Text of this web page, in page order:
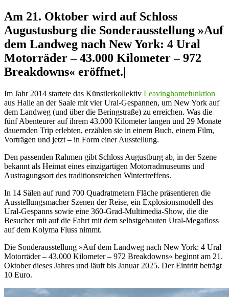
Am 21. Oktober wird auf Schloss
Augustusburg die Sonderausstellung »Auf
dem Landweg nach New York: 4 Ural
Motorräder – 43.000 Kilometer – 972
Breakdowns« eröffnet.|
Im Jahr 2014 startete das Künstlerkollektiv Leavinghomefunktion
aus Halle an der Saale mit vier Ural-Gespannen, um New York auf
dem Landweg (und über die Beringstraße) zu erreichen. Was die
fünf Abenteurer auf ihrem 43.000 Kilometer langen und 29 Monate
dauernden Trip erlebten, erzählen sie in einem Buch, einem Film,
Vorträgen und jetzt – in Form einer Ausstellung.
Den passenden Rahmen gibt Schloss Augustburg ab, in der Szene
bekannt als Heimat eines einzigartigen Motorradmuseums und
Austragungsort des traditionsreichen Wintertreffens.
In 14 Sälen auf rund 700 Quadratmetern Fläche präsentieren die
Ausstellungsmacher Szenen der Reise, ein Explosionsmodell des
Ural-Gespanns sowie eine 360-Grad-Multimedia-Show, die die
Besucher mit auf die Fahrt mit dem selbstgebauten Ural-Megafloss
auf dem Kolyma Fluss nimmt.
Die Sonderausstellung »Auf dem Landweg nach New York: 4 Ural
Motorräder – 43.000 Kilometer – 972 Breakdowns« beginnt am 21.
Oktober dieses Jahres und läuft bis Januar 2025. Der Eintritt beträgt
10 Euro.